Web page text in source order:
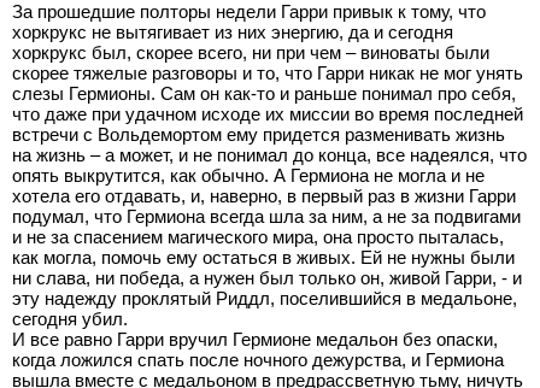
За прошедшие полторы недели Гарри привык к тому, что
хоркрукс не вытягивает из них энергию, да и сегодня
хоркрукс был, скорее всего, ни при чем – виноваты были
скорее тяжелые разговоры и то, что Гарри никак не мог унять
слезы Гермионы. Сам он как-то и раньше понимал про себя,
что даже при удачном исходе их миссии во время последней
встречи с Вольдемортом ему придется разменивать жизнь
на жизнь – а может, и не понимал до конца, все надеялся, что
опять выкрутится, как обычно. А Гермиона не могла и не
хотела его отдавать, и, наверно, в первый раз в жизни Гарри
подумал, что Гермиона всегда шла за ним, а не за подвигами
и не за спасением магического мира, она просто пыталась,
как могла, помочь ему остаться в живых. Ей не нужны были
ни слава, ни победа, а нужен был только он, живой Гарри, - и
эту надежду проклятый Риддл, поселившийся в медальоне,
сегодня убил.
И все равно Гарри вручил Гермионе медальон без опаски,
когда ложился спать после ночного дежурства, и Гермиона
вышла вместе с медальоном в предрассветную тьму, ничуть